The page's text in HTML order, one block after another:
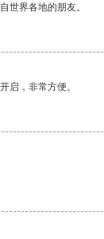
世界各地的朋友。
启，非常方便。